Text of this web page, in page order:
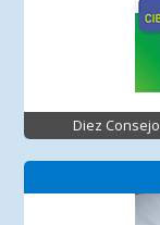
Diez